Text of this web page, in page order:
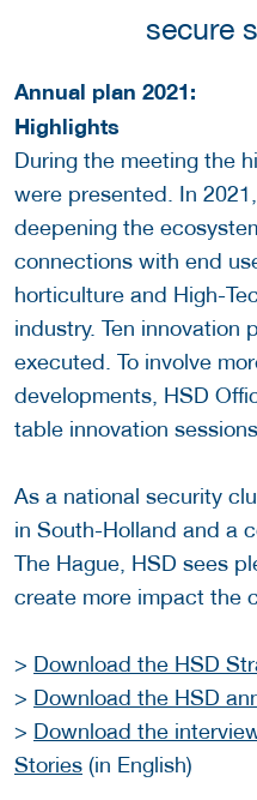
secure
Annual plan 2021:
Highlights
During the meeting the
were presented. In
deepening the
connections with end
horticulture and High-
industry. Ten innovation
executed. To involve
developments, HSD
table innovation
As a national security
in South-Holland and a
The Hague, HSD sees
create more impact the
> Download the HSD
> Download the HSD
> Download the
Stories (in English)